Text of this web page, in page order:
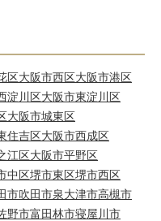
区大阪市西区大阪市港区
淀川区大阪市東淀川区
大阪市城東区
住吉区大阪市西成区
江区大阪市平野区
中区堺市東区堺市西区
市吹田市泉大津市高槻市
野市富田林市寝屋川市